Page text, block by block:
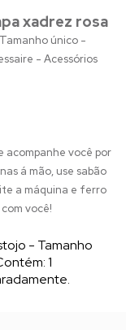
xadrez rosa
único -
- Acessórios
acompanhe você por
á mão, use sabão
a máquina e ferro
você!
- Tamanho
1